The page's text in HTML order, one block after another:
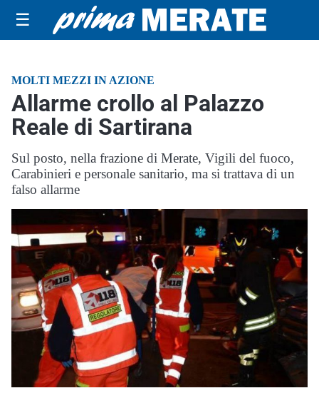
☰
MOLTI MEZZI IN AZIONE
Allarme crollo al Palazzo
Reale di Sartirana
Sul posto, nella frazione di Merate, Vigili del fuoco,
Carabinieri e personale sanitario, ma si trattava di un
falso allarme